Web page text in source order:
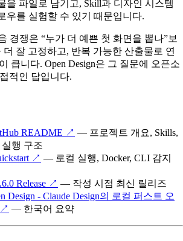
을 파일로 남기고, Skill과 디자인 시스템
우를 실험할 수 있기 때문입니다.
경쟁은 “누가 더 예쁜 첫 화면을 뽑나”보
더 잘 고정하고, 반복 가능한 산출물로 연
큽니다. Open Design은 그 질문에 오픈소
적인 답입니다.
README ↗ — 프로젝트 개요, Skills,
행 구조
↗ — 로컬 실행, Docker, CLI 감지
Release ↗ — 작성 시점 최신 릴리즈
Design - Claude Design의 로컬 퍼스트 오
↗ — 한국어 요약